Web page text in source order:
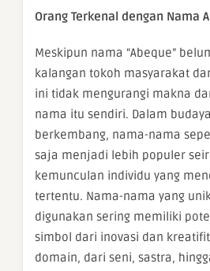
Orang Terkenal dengan Nama
Meskipun nama “Abeque”
kalangan tokoh masyarakat
ini tidak mengurangi makna
nama itu sendiri. Dalam
berkembang, nama-nama
saja menjadi lebih populer
kemunculan individu yang
tertentu. Nama-nama yang
digunakan sering memiliki
simbol dari inovasi dan
domain, dari seni, sastra,